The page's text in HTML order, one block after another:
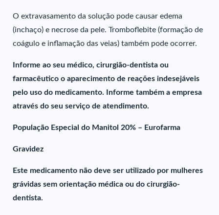
O extravasamento da solução pode causar edema
(inchaço) e necrose da pele. Tromboflebite (formação de
coágulo e inflamação das veias) também pode ocorrer.
Informe ao seu médico, cirurgião-dentista ou
farmacêutico o aparecimento de reações indesejáveis
pelo uso do medicamento. Informe também a empresa
através do seu serviço de atendimento.
População Especial do Manitol 20% – Eurofarma
Gravidez
Este medicamento não deve ser utilizado por mulheres
grávidas sem orientação médica ou do cirurgião-
dentista.